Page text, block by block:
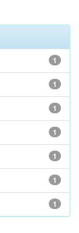
1
1
1
1
1
1
1